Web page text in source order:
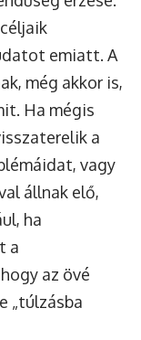
emiatt. A
még akkor is,
Ha mégis
a
vagy
állnak elő,
ha
a
az övé
„túlzásba